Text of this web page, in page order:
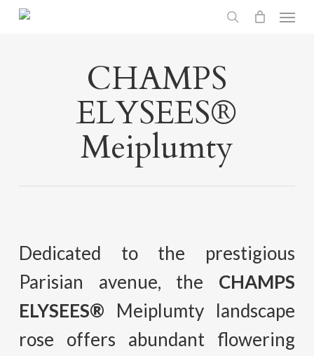
Skip
Menu
CHAMPS
ELYSEES®
Meiplumty
Dedicated to the prestigious
Parisian avenue, the CHAMPS
ELYSEES® Meiplumty landscape
rose offers abundant flowering